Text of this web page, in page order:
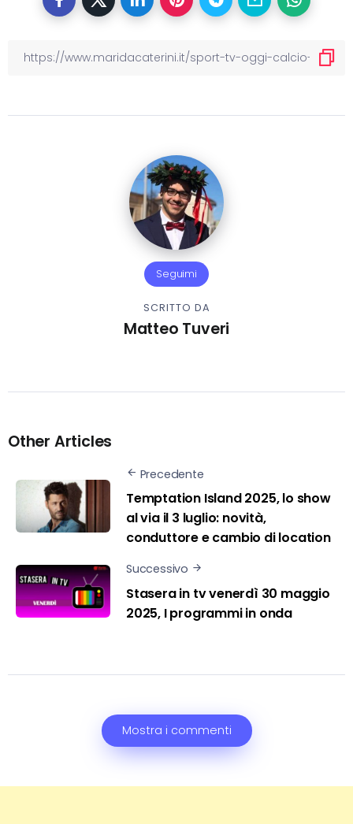
Seguimi
SCRITTO DA
Matteo Tuveri
Other Articles
Precedente
Temptation Island 2025, lo show
al via il 3 luglio: novità,
conduttore e cambio di location
Successivo
Stasera in tv venerdì 30 maggio
2025, I programmi in onda
Mostra i commenti